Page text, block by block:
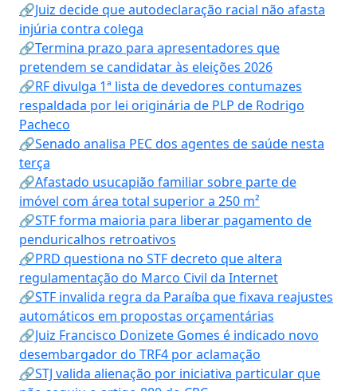
🔗Juiz decide que autodeclaração racial não afasta
injúria contra colega
🔗Termina prazo para apresentadores que
pretendem se candidatar às eleições 2026
🔗RF divulga 1ª lista de devedores contumazes
respaldada por lei originária de PLP de Rodrigo
Pacheco
🔗Senado analisa PEC dos agentes de saúde nesta
terça
🔗Afastado usucapião familiar sobre parte de
imóvel com área total superior a 250 m²
🔗STF forma maioria para liberar pagamento de
penduricalhos retroativos
🔗PRD questiona no STF decreto que altera
regulamentação do Marco Civil da Internet
🔗STF invalida regra da Paraíba que fixava reajustes
automáticos em propostas orçamentárias
🔗Juiz Francisco Donizete Gomes é indicado novo
desembargador do TRF4 por aclamação
🔗STJ valida alienação por iniciativa particular que